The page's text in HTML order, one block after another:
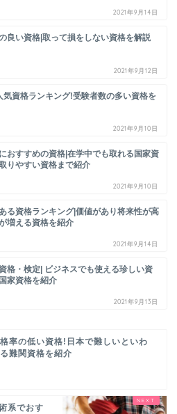
2021年9月14日
良い資格|取って損をしない資格を解説
2021年9月12日
気資格ランキング!受験者数の多い資格を
2021年9月10日
おすすめの資格|在学中でも取れる国家資
りやすい資格まで紹介
2021年9月10日
る資格ランキング|価値があり将来性が高
増える資格を紹介
2021年9月14日
格・検定| ビジネスでも使える珍しい資
家資格を紹介
2021年9月13日
率の低い資格!日本で難しいといわ
難関資格を紹介
系でおす